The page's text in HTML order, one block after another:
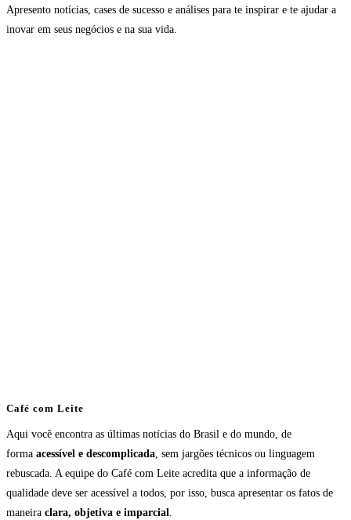
Apresento notícias, cases de sucesso e análises para te inspirar e te ajudar a
inovar em seus negócios e na sua vida.
Café com Leite
Aqui você encontra as últimas notícias do Brasil e do mundo, de
forma acessível e descomplicada, sem jargões técnicos ou linguagem
rebuscada. A equipe do Café com Leite acredita que a informação de
qualidade deve ser acessível a todos, por isso, busca apresentar os fatos de
maneira clara, objetiva e imparcial.